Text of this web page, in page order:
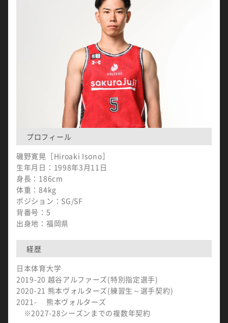
プロフィール
磯野寛晃［Hiroaki Isono］
生年月日：1998年3月11日
身長：186cm
体重：84kg
ポジション：SG/SF
背番号：5
出身地：福岡県
経歴
日本体育大学
2019-20 越谷アルファーズ(特別指定選手)
2020-21 熊本ヴォルターズ(練習生～選手契約)
2021- 熊本ヴォルターズ
※2027-28シーズンまでの複数年契約